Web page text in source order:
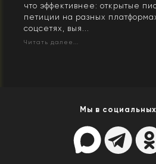
что эффективнее: открытые
петиции на разных
соцсетях, выя...
Читать далее...
Мы в